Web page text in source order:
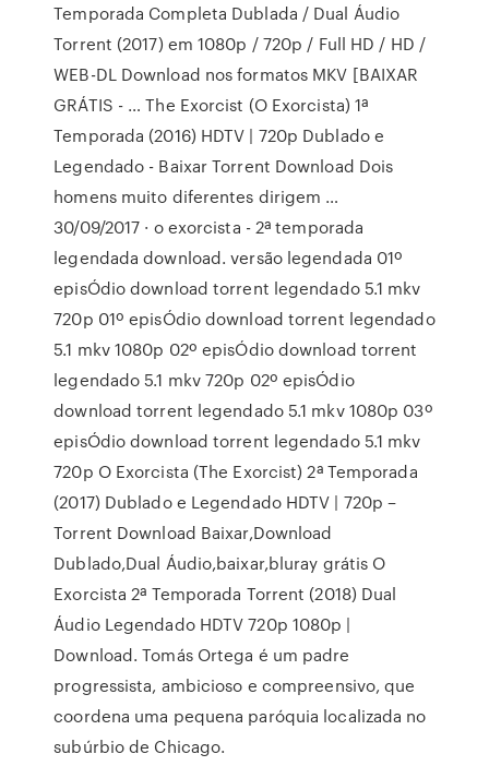
Temporada Completa Dublada / Dual Áudio
Torrent (2017) em 1080p / 720p / Full HD / HD /
WEB-DL Download nos formatos MKV [BAIXAR
GRÁTIS - … The Exorcist (O Exorcista) 1ª
Temporada (2016) HDTV | 720p Dublado e
Legendado - Baixar Torrent Download Dois
homens muito diferentes dirigem …
30/09/2017 · o exorcista - 2ª temporada
legendada download. versão legendada 01º
episÓdio download torrent legendado 5.1 mkv
720p 01º episÓdio download torrent legendado
5.1 mkv 1080p 02º episÓdio download torrent
legendado 5.1 mkv 720p 02º episÓdio
download torrent legendado 5.1 mkv 1080p 03º
episÓdio download torrent legendado 5.1 mkv
720p O Exorcista (The Exorcist) 2ª Temporada
(2017) Dublado e Legendado HDTV | 720p –
Torrent Download Baixar,Download
Dublado,Dual Áudio,baixar,bluray grátis O
Exorcista 2ª Temporada Torrent (2018) Dual
Áudio Legendado HDTV 720p 1080p |
Download. Tomás Ortega é um padre
progressista, ambicioso e compreensivo, que
coordena uma pequena paróquia localizada no
subúrbio de Chicago.